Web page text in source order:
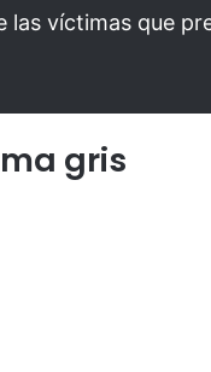
las víctimas que
gris